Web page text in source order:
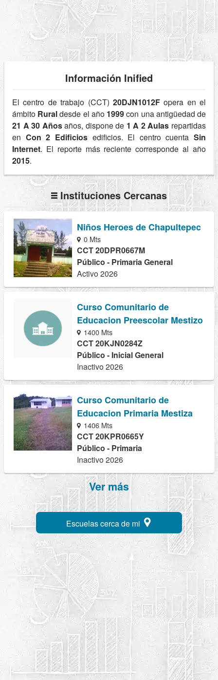
Información Inified
El centro de trabajo (CCT) 20DJN1012Fopera en el
ámbito Ruraldesde el año 1999con una antigüedad de
21 A 30 Añosaños, dispone de 1 A 2 Aulas repartidas
en Con 2 Edificiosedificios. El centro cuenta Sin
Internet. El reporte más reciente corresponde al año
2015.
Instituciones Cercanas
Niños Heroes de Chapultepec
0 Mts
CCT 20DPR0667M
Público - Primaria General
Activo 2026
Curso Comunitario de
Educacion Preescolar Mestizo
1400 Mts
CCT 20KJN0284Z
Público - Inicial General
Inactivo 2026
Curso Comunitario de
Educacion Primaria Mestiza
1406 Mts
CCT 20KPR0665Y
Público - Primaria
Inactivo 2026
Ver más
Escuelas cerca de mi